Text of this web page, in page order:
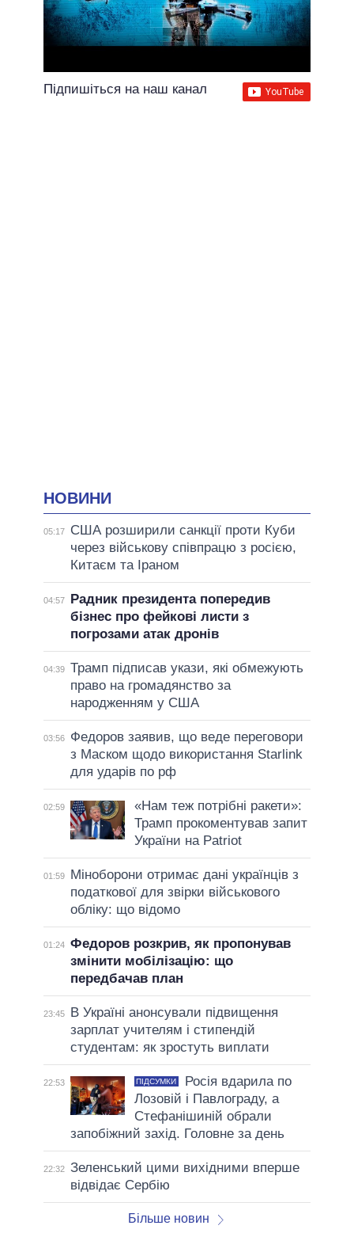
Підпишіться на наш канал
НОВИНИ
05:17
США розширили санкції проти Куби
через військову співпрацю з росією,
Китаєм та Іраном
04:57
Радник президента попередив
бізнес про фейкові листи з
погрозами атак дронів
04:39 Трамп підписав укази, які обмежують
право на громадянство за
народженням у США
03:56
Федоров заявив, що веде переговори
з Маском щодо використання Starlink
для ударів по рф
02:59
«Нам теж потрібні ракети»:
Трамп прокоментував запит
України на Patriot
01:59
Міноборони отримає дані українців з
податкової для звірки військового
обліку: що відомо
01:24 Федоров розкрив, як пропонував
змінити мобілізацію: що
передбачав план
23:45
В Україні анонсували підвищення
зарплат учителям і стипендій
студентам: як зростуть виплати
22:53 ПІДСУМКИ
Росія вдарила по
Лозовій і Павлограду, а
Стефанішиній обрали
запобіжний захід. Головне за день
22:32 Зеленський цими вихідними вперше
відвідає Сербію
Більше новин